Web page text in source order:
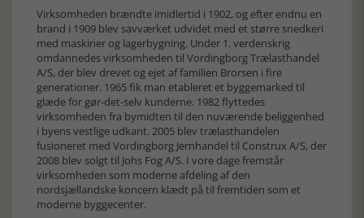
Virksomheden brændte imidlertid i 1902, og efter endnu en
brand i 1909 blev savværket udvidet med et større snedkeri
med maskiner og lagerbygning. Under 1. verdenskrig
omdannedes virksomheden til Vordingborg Trælasthandel
A/S, der blev drevet og ejet af familien Brorsen i fire
generationer. 1965 fik man etableret et byggemarked til
glæde for gør-det-selv kunderne. 1982 flyttedes
virksomheden fra bymidten til den nuværende beliggenhed
i byens vestlige udkant. 2005 blev trælasthandelen
fusioneret med Vordingborg Jernhandel til Construx A/S, der
2008 blev solgt til Johs Fog A/S. I vore dage fremstår
virksomheden som moderne afdeling af den
nordsjællandske koncern klædt på til fremtiden som et
moderne byggecenter.